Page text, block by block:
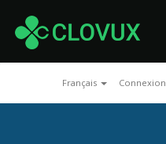
Français Connexion